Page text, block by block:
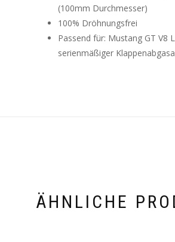
(100mm Durchmesser)
100% Dröhnungsfrei
Passend für: Mustang GT V8
serienmäßiger
ÄHNLICHE